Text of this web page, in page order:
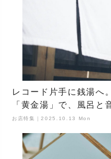
レコード片手に銭湯へ
「黄金湯」で、風呂と
お店特集｜2025.10.13 Mon